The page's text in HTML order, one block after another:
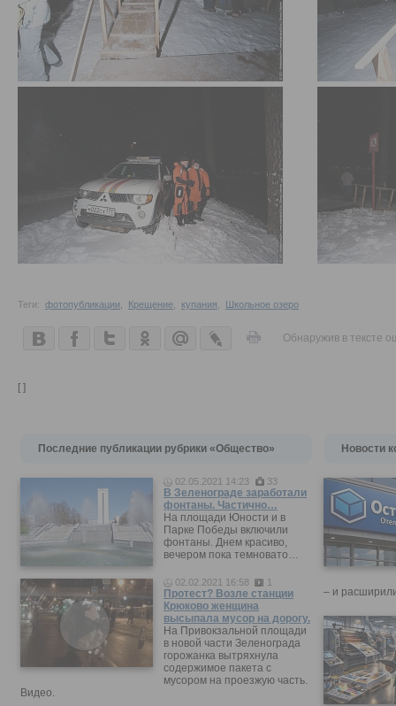
Теги: фотопубликации Крещение купания Школьное озеро
Обнаружив в тексте
[ ]
Последние публикации рубрики «Общество»
02.05.2021 14:23 33
В Зеленограде заработали
фонтаны. Частично…
На площади Юности и в
Парке Победы включили
фонтаны. Днем красиво,
вечером пока темновато…
02.02.2021 16:58 1
Протест? Возле станции
Крюково женщина
высыпала мусор на дорогу.
На Привокзальной площади
в новой части Зеленограда
горожанка вытряхнула
содержимое пакета с
мусором на проезжую часть.
Видео.
Новости
– и